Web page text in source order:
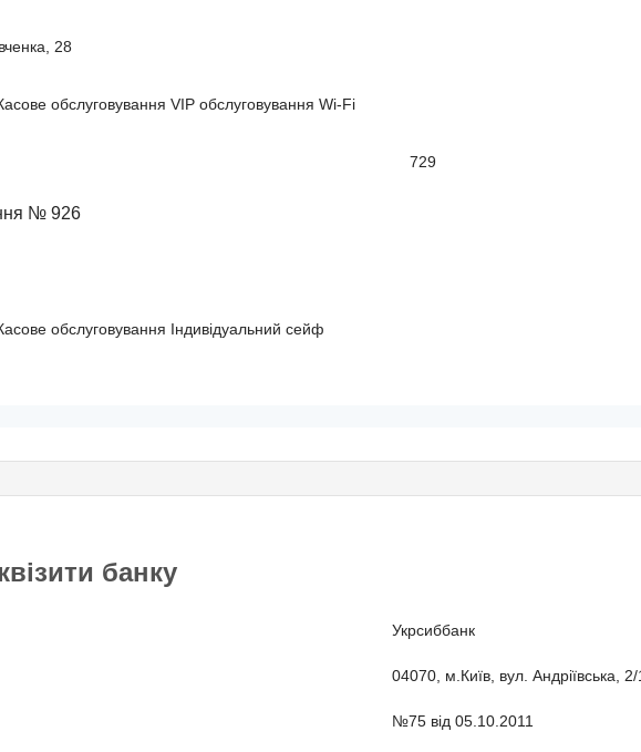
28
обслуговування VIP обслуговування Wi-Fi
№ 926
обслуговування Індивідуальний сейф
729
банку
Укрсиббанк
04070, м.Київ, вул. Андріївська, 2/
№75 від 05.10.2011